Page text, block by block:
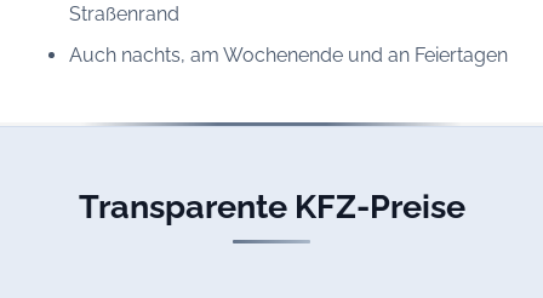
Straßenrand
Auch nachts, am Wochenende und an Feiertagen
Transparente KFZ-Preise